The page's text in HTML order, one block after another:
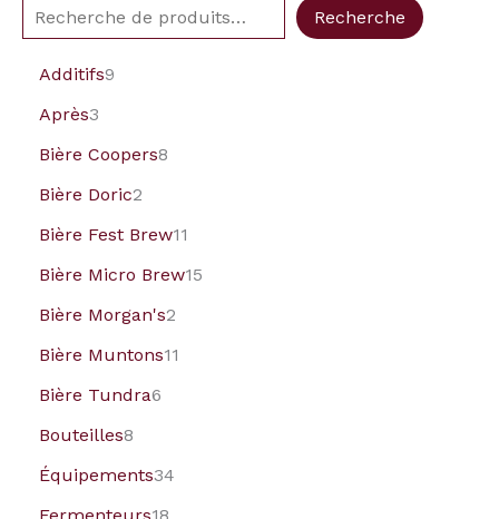
Recherche
Additifs9
Après3
Bière Coopers8
Bière Doric2
Bière Fest Brew11
Bière Micro Brew15
Bière Morgan's2
Bière Muntons11
Bière Tundra6
Bouteilles8
Équipements34